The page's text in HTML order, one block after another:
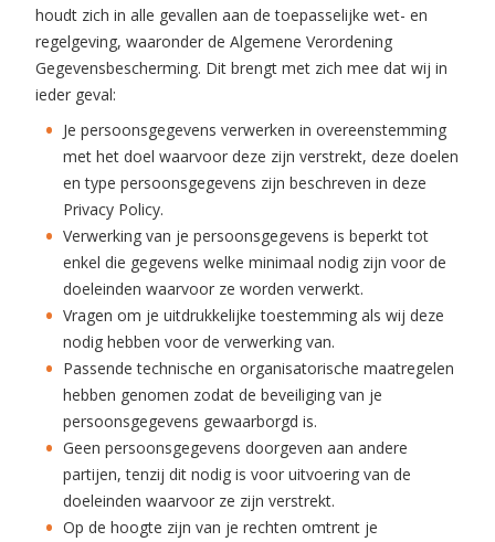
houdt zich in alle gevallen aan de toepasselijke wet- en
regelgeving, waaronder de Algemene Verordening
Gegevensbescherming. Dit brengt met zich mee dat wij in
ieder geval:
Je persoonsgegevens verwerken in overeenstemming
met het doel waarvoor deze zijn verstrekt, deze doelen
en type persoonsgegevens zijn beschreven in deze
Privacy Policy.
Verwerking van je persoonsgegevens is beperkt tot
enkel die gegevens welke minimaal nodig zijn voor de
doeleinden waarvoor ze worden verwerkt.
Vragen om je uitdrukkelijke toestemming als wij deze
nodig hebben voor de verwerking van.
Passende technische en organisatorische maatregelen
hebben genomen zodat de beveiliging van je
persoonsgegevens gewaarborgd is.
Geen persoonsgegevens doorgeven aan andere
partijen, tenzij dit nodig is voor uitvoering van de
doeleinden waarvoor ze zijn verstrekt.
Op de hoogte zijn van je rechten omtrent je